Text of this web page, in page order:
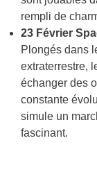
rempli de
23 Février
Plongés dans
extraterrestre,
échanger des
constante
simule un
fascinant.